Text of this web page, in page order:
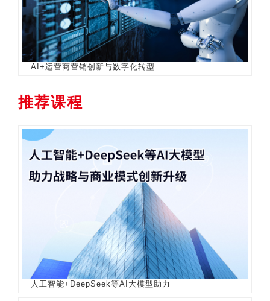
AI+运营商营销创新与数字化转型
推荐课程
人工智能+DeepSeek等AI大模型助力